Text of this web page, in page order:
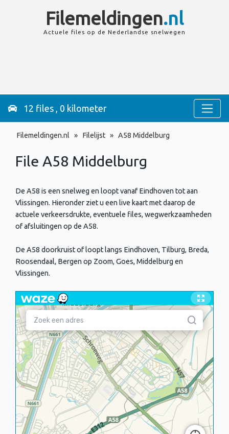
Filemeldingen.nl
Actuele files op de Nederlandse snelwegen
12 files , 0 kilometer
Filemeldingen.nl » Filelijst » A58 Middelburg
File A58 Middelburg
De A58 is een snelweg en loopt vanaf Eindhoven tot aan
Vlissingen. Hieronder ziet u een live kaart met daarop de
actuele verkeersdrukte, eventuele files, wegwerkzaamheden
of afsluitingen op de A58.
De A58 doorkruist of loopt langs Eindhoven, Tilburg, Breda,
Roosendaal, Bergen op Zoom, Goes, Middelburg en
Vlissingen.